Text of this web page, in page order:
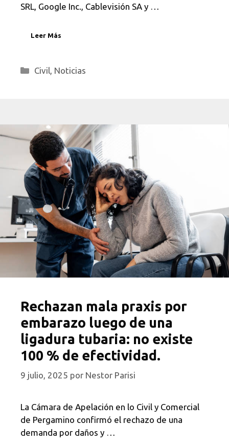
SRL, Google Inc., Cablevisión SA y …
Leer Más
Categorías
Civil, Noticias
Rechazan mala praxis por
embarazo luego de una
ligadura tubaria: no existe
100 % de efectividad.
9 julio, 2025 por Nestor Parisi
La Cámara de Apelación en lo Civil y Comercial
de Pergamino confirmó el rechazo de una
demanda por daños y …